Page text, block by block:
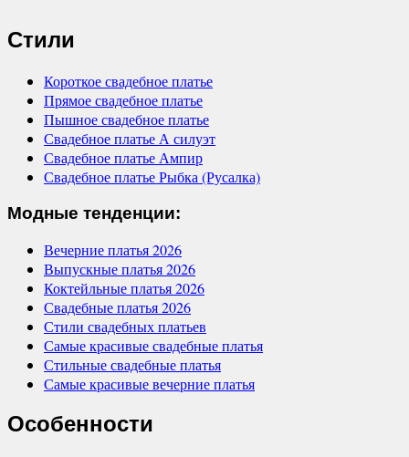
Стили
Короткое свадебное платье
Прямое свадебное платье
Пышное свадебное платье
Свадебное платье А силуэт
Свадебное платье Ампир
Свадебное платье Рыбка (Русалка)
Модные тенденции:
Вечерние платья 2026
Выпускные платья 2026
Коктейльные платья 2026
Свадебные платья 2026
Стили свадебных платьев
Самые красивые свадебные платья
Стильные свадебные платья
Самые красивые вечерние платья
Особенности